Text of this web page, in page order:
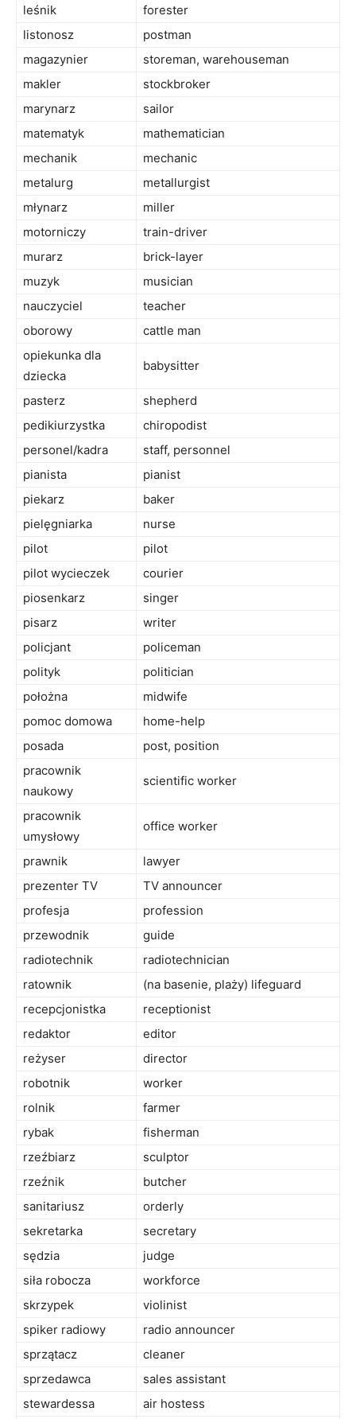
leśnik
forester
listonosz
postman
magazynier
storeman, warehouseman
makler
stockbroker
marynarz
sailor
matematyk
mathematician
mechanik
mechanic
metalurg
metallurgist
młynarz
miller
motorniczy
train-driver
murarz
brick-layer
muzyk
musician
nauczyciel
teacher
oborowy
cattle man
opiekunka dla
dziecka
babysitter
pasterz
shepherd
pedikiurzystka
chiropodist
personel/kadra
staff, personnel
pianista
pianist
piekarz
baker
pielęgniarka
nurse
pilot
pilot
pilot wycieczek
courier
piosenkarz
singer
pisarz
writer
policjant
policeman
polityk
politician
położna
midwife
pomoc domowa
home-help
posada
post, position
pracownik
naukowy
scientific worker
pracownik
umysłowy
office worker
prawnik
lawyer
prezenter TV
TV announcer
profesja
profession
przewodnik
guide
radiotechnik
radiotechnician
ratownik
(na basenie, plaży) lifeguard
recepcjonistka
receptionist
redaktor
editor
reżyser
director
robotnik
worker
rolnik
farmer
rybak
fisherman
rzeźbiarz
sculptor
rzeźnik
butcher
sanitariusz
orderly
sekretarka
secretary
sędzia
judge
siła robocza
workforce
skrzypek
violinist
spiker radiowy
radio announcer
sprzątacz
cleaner
sprzedawca
sales assistant
stewardessa
air hostess